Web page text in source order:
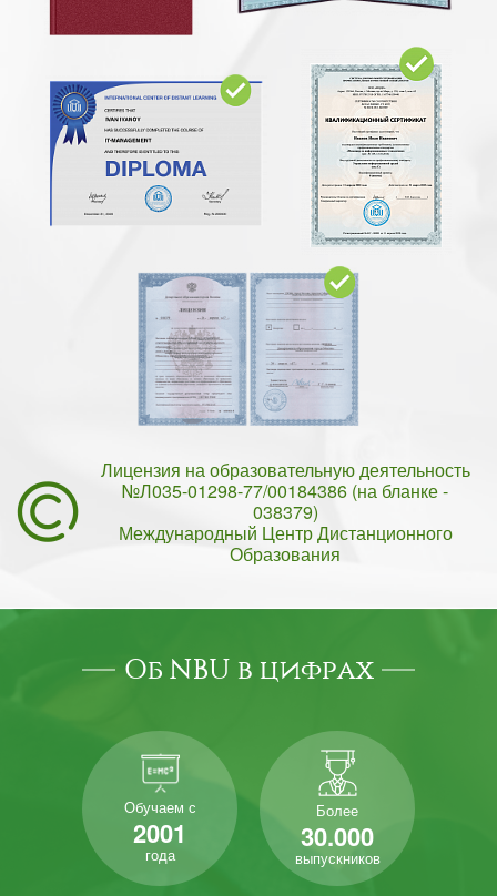
Лицензия на образовательную деятельность
№Л035-01298-77/00184386 (на бланке -
038379)
Международный Центр Дистанционного
Образования
Об NBU в цифрах
Обучаем с
2001
года
Более
30.000
выпускников